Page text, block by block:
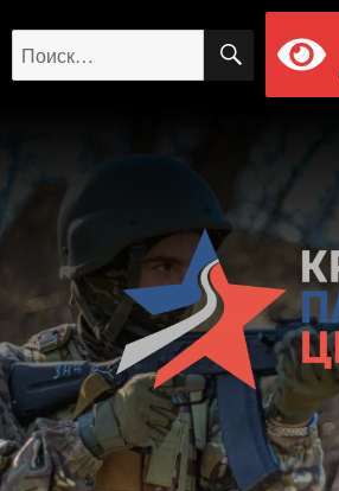
Искать: ПОИСК